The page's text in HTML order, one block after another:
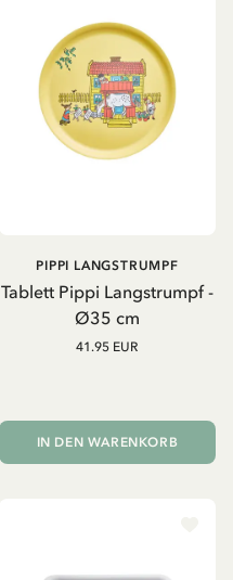
Tablett Pippi Langstrumpf -
Ø35 cm
PIPPI LANGSTRUMPF
41.95 EUR
IN DEN WARENKORB